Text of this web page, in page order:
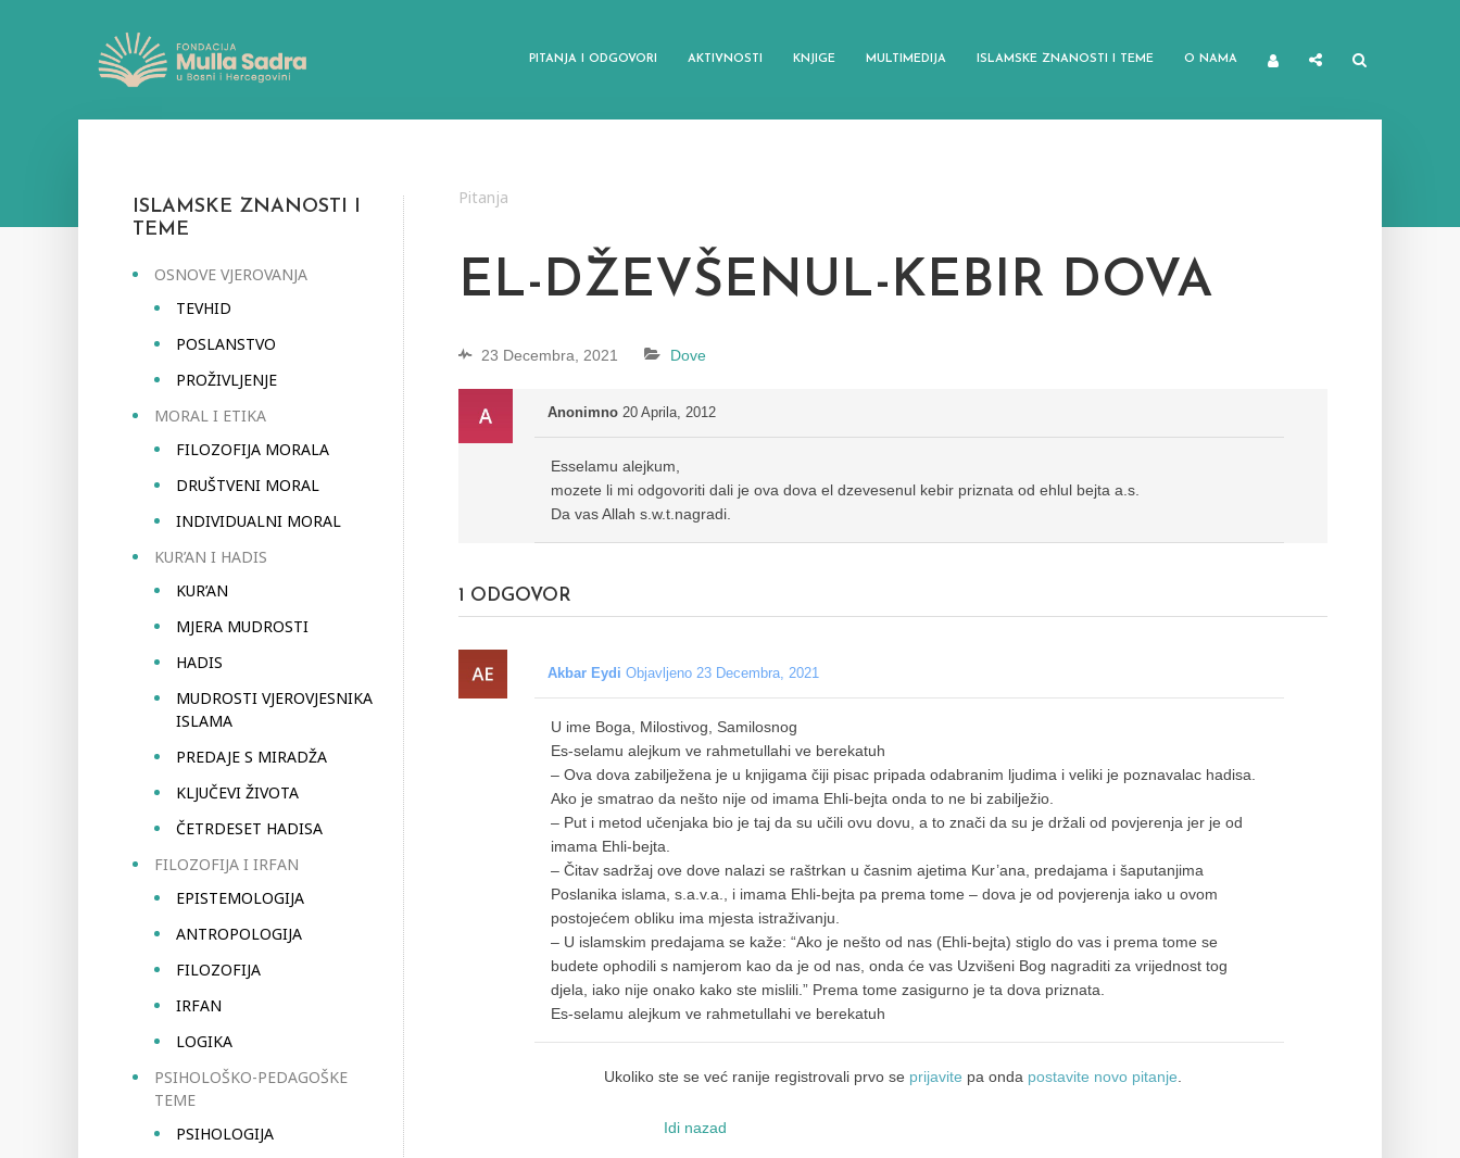
PITANJA I ODGOVORI AKTIVNOSTI KNJIGE MULTIMEDIJA ISLAMSKE ZNANOSTI I TEME O NAMA
ISLAMSKE ZNANOSTI I
TEME
OSNOVE VJEROVANJA
TEVHID
POSLANSTVO
PROŽIVLJENJE
MORAL I ETIKA
FILOZOFIJA MORALA
DRUŠTVENI MORAL
INDIVIDUALNI MORAL
KUR’AN I HADIS
KUR’AN
MJERA MUDROSTI
HADIS
MUDROSTI VJEROVJESNIKA
ISLAMA
PREDAJE S MIRADŽA
KLJUČEVI ŽIVOTA
ČETRDESET HADISA
FILOZOFIJA I IRFAN
EPISTEMOLOGIJA
ANTROPOLOGIJA
FILOZOFIJA
IRFAN
LOGIKA
PSIHOLOŠKO-PEDAGOŠKE
TEME
PSIHOLOGIJA
Pitanja
EL-DŽEVŠENUL-KEBIR DOVA
23 Decembra, 2021 Dove
Anonimno 20 Aprila, 2012
Esselamu alejkum,
mozete li mi odgovoriti dali je ova dova el dzevesenul kebir priznata od ehlul bejta a.s.
Da vas Allah s.w.t.nagradi.
1 ODGOVOR
Akbar Eydi Objavljeno 23 Decembra, 2021
U ime Boga, Milostivog, Samilosnog
Es-selamu alejkum ve rahmetullahi ve berekatuh
– Ova dova zabilježena je u knjigama čiji pisac pripada odabranim ljudima i veliki je poznavalac hadisa.
Ako je smatrao da nešto nije od imama Ehli-bejta onda to ne bi zabilježio.
– Put i metod učenjaka bio je taj da su učili ovu dovu, a to znači da su je držali od povjerenja jer je od
imama Ehli-bejta.
– Čitav sadržaj ove dove nalazi se raštrkan u časnim ajetima Kur’ana, predajama i šaputanjima
Poslanika islama, s.a.v.a., i imama Ehli-bejta pa prema tome – dova je od povjerenja iako u ovom
postojećem obliku ima mjesta istraživanju.
– U islamskim predajama se kaže: “Ako je nešto od nas (Ehli-bejta) stiglo do vas i prema tome se
budete ophodili s namjerom kao da je od nas, onda će vas Uzvišeni Bog nagraditi za vrijednost tog
djela, iako nije onako kako ste mislili.” Prema tome zasigurno je ta dova priznata.
Es-selamu alejkum ve rahmetullahi ve berekatuh
Ukoliko ste se već ranije registrovali prvo se prijavite pa onda postavite novo pitanje.
Idi nazad